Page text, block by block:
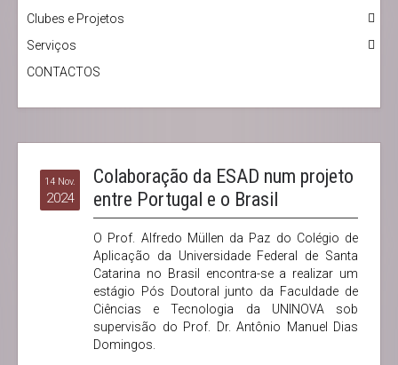
Clubes e Projetos
Serviços
CONTACTOS
14 Nov.
2024
Colaboração da ESAD num projeto
entre Portugal e o Brasil
O Prof. Alfredo Müllen da Paz do Colégio de
Aplicação da Universidade Federal de Santa
Catarina no Brasil encontra-se a realizar um
estágio Pós Doutoral junto da Faculdade de
Ciências e Tecnologia da UNINOVA sob
supervisão do Prof. Dr. Antônio Manuel Dias
Domingos.